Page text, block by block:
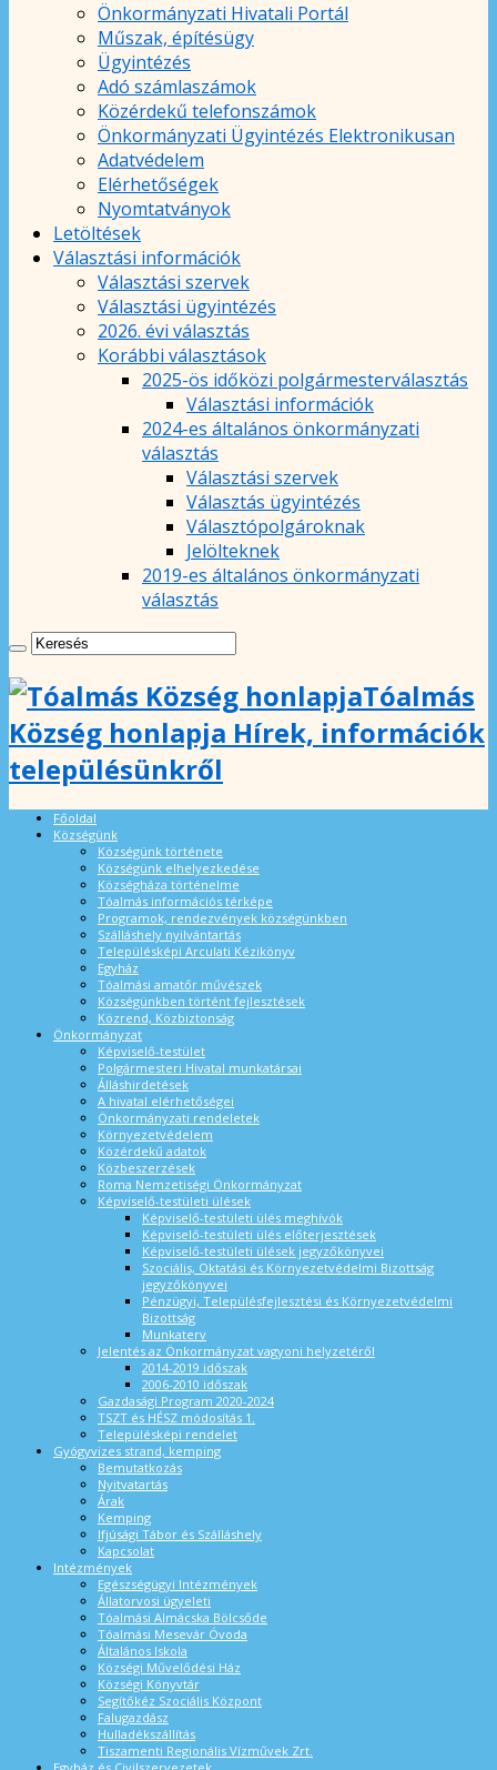
Önkormányzati Hivatali Portál
Műszak, építésügy
Ügyintézés
Adó számlaszámok
Közérdekű telefonszámok
Önkormányzati Ügyintézés Elektronikusan
Adatvédelem
Elérhetőségek
Nyomtatványok
Letöltések
Választási információk
Választási szervek
Választási ügyintézés
2026. évi választás
Korábbi választások
2025-ös időközi polgármesterválasztás
Választási információk
2024-es általános önkormányzati
választás
Választási szervek
Választás ügyintézés
Választópolgároknak
Jelölteknek
2019-es általános önkormányzati
választás
Tóalmás
Község honlapja Hírek, információk
településünkről
Főoldal
Községünk
Községünk története
Községünk elhelyezkedése
Községháza történelme
Tóalmás információs térképe
Programok, rendezvények községünkben
Szálláshely nyilvántartás
Településképi Arculati Kézikönyv
Egyház
Tóalmási amatőr művészek
Községünkben történt fejlesztések
Közrend, Közbiztonság
Önkormányzat
Képviselő-testület
Polgármesteri Hivatal munkatársai
Álláshirdetések
A hivatal elérhetőségei
Önkormányzati rendeletek
Környezetvédelem
Közérdekű adatok
Közbeszerzések
Roma Nemzetiségi Önkormányzat
Képviselő-testületi ülések
Képviselő-testületi ülés meghívók
Képviselő-testületi ülés előterjesztések
Képviselő-testületi ülések jegyzőkönyvei
Szociális, Oktatási és Környezetvédelmi Bizottság
jegyzőkönyvei
Pénzügyi, Településfejlesztési és Környezetvédelmi
Bizottság
Munkaterv
Jelentés az Önkormányzat vagyoni helyzetéről
2014-2019 időszak
2006-2010 időszak
Gazdasági Program 2020-2024
TSZT és HÉSZ módosítás 1.
Településképi rendelet
Gyógyvizes strand, kemping
Bemutatkozás
Nyitvatartás
Árak
Kemping
Ifjúsági Tábor és Szálláshely
Kapcsolat
Intézmények
Egészségügyi Intézmények
Állatorvosi ügyeleti
Tóalmási Almácska Bölcsőde
Tóalmási Mesevár Óvoda
Általános Iskola
Községi Művelődési Ház
Községi Könyvtár
Segítőkéz Szociális Központ
Falugazdász
Hulladékszállítás
Tiszamenti Regionális Vízművek Zrt.